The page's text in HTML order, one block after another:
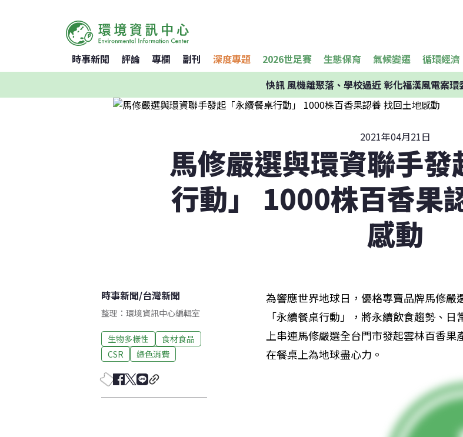
時事新聞 評論 專欄 副刊 深度專題 2026世足賽 生態保育 氣候變遷 循環經濟
快訊風機離聚落、學校過近 彰化福漢風電案環
2021年04月21日
馬修嚴選與環資聯手
行動」 1000株百香果
感動
時事新聞/台灣新聞
整理：環境資訊中心編輯室
生物多樣性
食材食品
CSR
綠色消費
為響應世界地球日，優格專賣品牌馬修
「永續餐桌行動」，將永續飲食趨勢、
上串連馬修嚴選全台門市發起雲林百香
在餐桌上為地球盡心力。